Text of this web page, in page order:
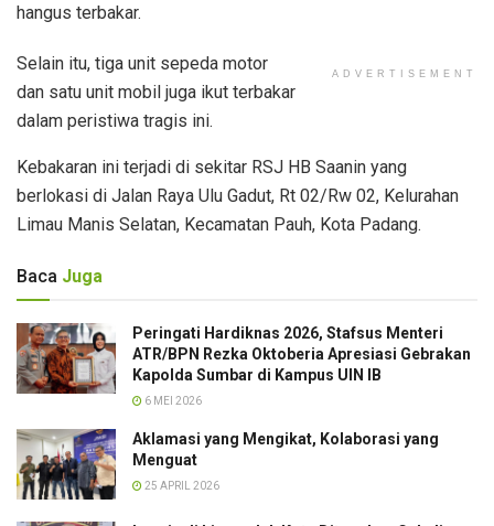
hangus terbakar.
ADVERTISEMENT
Selain itu, tiga unit sepeda motor
dan satu unit mobil juga ikut terbakar
dalam peristiwa tragis ini.
Kebakaran ini terjadi di sekitar RSJ HB Saanin yang
berlokasi di Jalan Raya Ulu Gadut, Rt 02/Rw 02, Kelurahan
Limau Manis Selatan, Kecamatan Pauh, Kota Padang.
Baca Juga
Peringati Hardiknas 2026, Stafsus Menteri
ATR/BPN Rezka Oktoberia Apresiasi Gebrakan
Kapolda Sumbar di Kampus UIN IB
6 MEI 2026
Aklamasi yang Mengikat, Kolaborasi yang
Menguat
25 APRIL 2026